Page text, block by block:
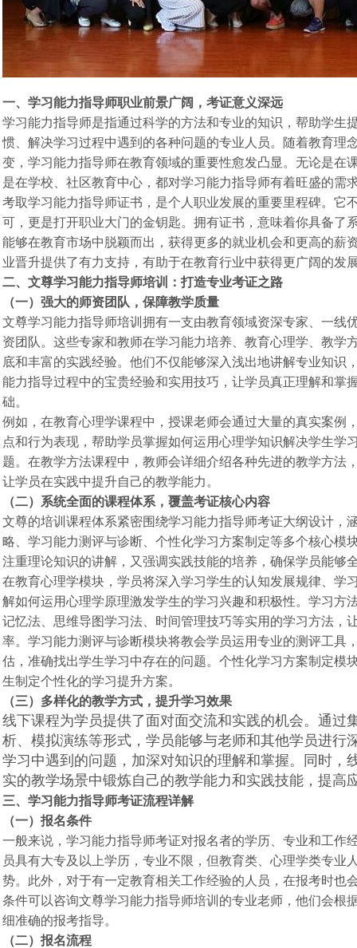
一、学习能力指导师职业前景广阔，考证意义深远
学习能力指导师是指通过科学的方法和专业的知识，帮助学生
惯、解决学习过程中遇到的各种问题的专业人员。随着教育理
变，学习能力指导师在教育领域的重要性愈发凸显。无论是在
是在学校、社区教育中心，都对学习能力指导师有着旺盛的需
考取学习能力指导师证书，是个人职业发展的重要里程碑。它
可，更是打开职业大门的金钥匙。拥有证书，意味着你具备了
能够在教育市场中脱颖而出，获得更多的就业机会和更高的薪
业晋升提供了有力支持，有助于在教育行业中获得更广阔的发
二、文尊学习能力指导师培训：打造专业考证之路
（一）强大的师资团队，保障教学质量
文尊学习能力指导师培训拥有一支由教育领域资深专家、一线
资团队。这些专家和教师在学习能力培养、教育心理学、教学
底和丰富的实践经验。他们不仅能够深入浅出地讲解专业知识
能力指导过程中的宝贵经验和实用技巧，让学员真正理解和掌
础。
例如，在教育心理学课程中，授课老师会通过大量的真实案例
点和行为表现，帮助学员掌握如何运用心理学知识解决学生学
题。在教学方法课程中，教师会详细介绍各种先进的教学方法
让学员在实践中提升自己的教学能力。
（二）系统全面的课程体系，覆盖考证核心内容
文尊的培训课程体系紧密围绕学习能力指导师考证大纲设计，
略、学习能力测评与诊断、个性化学习方案制定等多个核心模
注重理论知识的讲解，又强调实践技能的培养，确保学员能够
在教育心理学模块，学员将深入学习学生的认知发展规律、学
解如何运用心理学原理激发学生的学习兴趣和积极性。学习方
记忆法、思维导图学习法、时间管理技巧等实用的学习方法，
率。学习能力测评与诊断模块将教会学员运用专业的测评工具
估，准确找出学生学习中存在的问题。个性化学习方案制定模
生制定个性化的学习提升方案。
（三）多样化的教学方式，提升学习效果
线下课程为学员提供了面对面交流和实践的机会。通过
析、模拟演练等形式，学员能够与老师和其他学员进行
学习中遇到的问题，加深对知识的理解和掌握。同时，
实的教学场景中锻炼自己的教学能力和实践技能，提高
三、学习能力指导师考证流程详解
（一）报名条件
一般来说，学习能力指导师考证对报名者的学历、专业和工作
员具有大专及以上学历，专业不限，但教育类、心理学类专业
势。此外，对于有一定教育相关工作经验的人员，在报考时也
条件可以咨询文尊学习能力指导师培训的专业老师，他们会根
细准确的报考指导。
（二）报名流程